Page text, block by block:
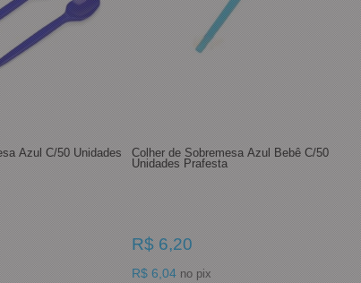
Azul C/50 Unidades
Colher de Sobremesa Azul Bebê C/50
Unidades Prafesta
R$ 6,20
R$ 6,04 no pix